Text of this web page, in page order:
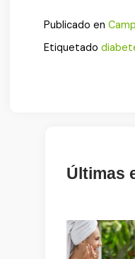
Publicado en
Etiquetado
Últimas